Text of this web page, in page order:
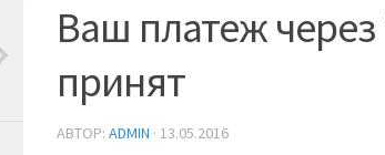
Ваш платеж через
принят
АВТОР: ADMIN · 13.05.2016